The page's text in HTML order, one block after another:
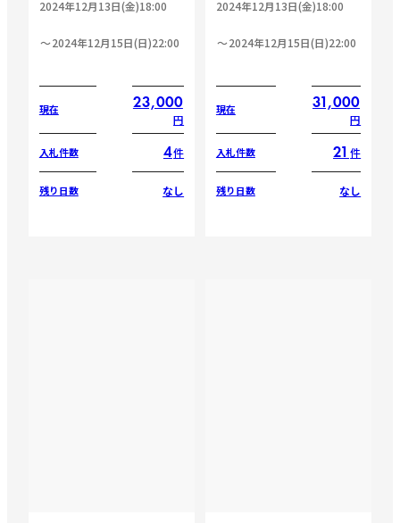
2024年12月13日(金)18:00
2024年12月15日(日)22:00
現在 23,000
円
入札件数 4件
残り日数 なし
2024年12月13日(金)18:00
2024年12月15日(日)22:00
現在 31,000
円
入札件数 21 件
残り日数 なし